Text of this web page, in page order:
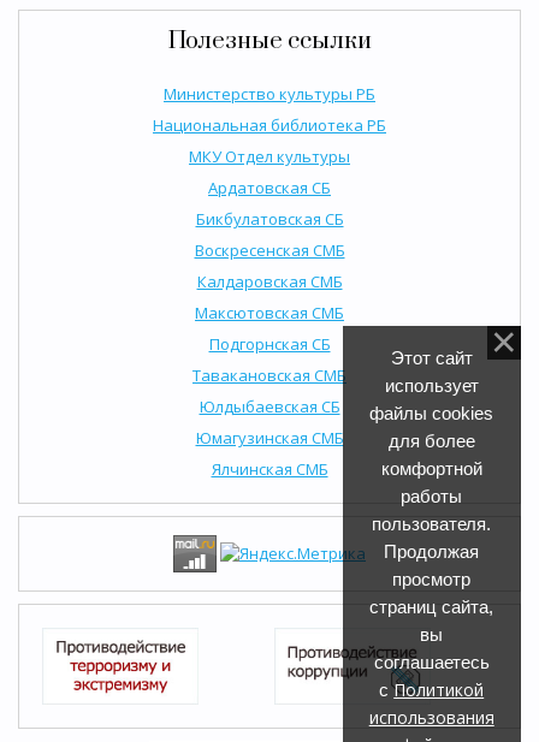
Полезные ссылки
Министерство культуры РБ
Национальная библиотека РБ
МКУ Отдел культуры
Ардатовская СБ
Бикбулатовская СБ
Воскресенская СМБ
Калдаровская СМБ
Максютовская СМБ
Подгорнская СБ
Тавакановская СМБ
Юлдыбаевская СБ
Юмагузинская СМБ
Ялчинская СМБ
Этот сайт
использует
файлы cookies
для более
комфортной
работы
пользователя.
Продолжая
просмотр
страниц сайта,
вы
соглашаетесь
сПолитикой
использования